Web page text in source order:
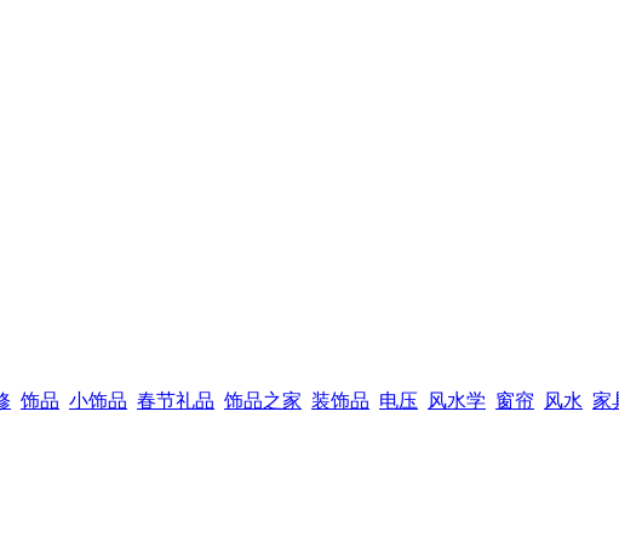
饰品 小饰品 春节礼品 饰品之家 装饰品 电压 风水学 窗帘 风水 家